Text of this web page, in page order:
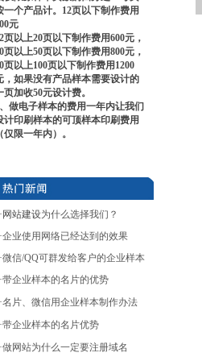
一个产品计。12页以下制作费用
元
页以上20页以下制作费用600元，
页以上50页以下制作费用800元，
页以上100页以下制作费用1200
，如果没有产品样本需要设计的
页加收50元设计费。
做电子样本的费用一年内让我们
计印刷样本的可顶样本印刷费用
（仅限一年内）。
·网站建设为什么选择我们？
·企业使用网络已经达到的效果
·微信/QQ可群发给客户的企业样本
·带企业样本的名片的优势
·名片、微信用企业样本制作办法
·带企业样本的名片优势
·做网站为什么一定要注册域名